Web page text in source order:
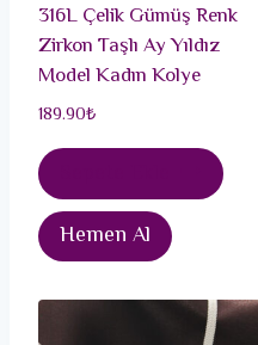
316L Çelik Gümüş Renk
Zirkon Taşlı Ay Yıldız
Model Kadın Kolye
189.90₺
Hemen Al